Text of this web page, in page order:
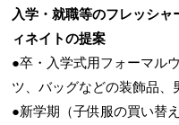
入学・就職等のフレッシ
ィネイトの提案
●卒・入学式用フォーマル
ツ、バッグなどの装飾品、
●新学期（子供服の買い替え